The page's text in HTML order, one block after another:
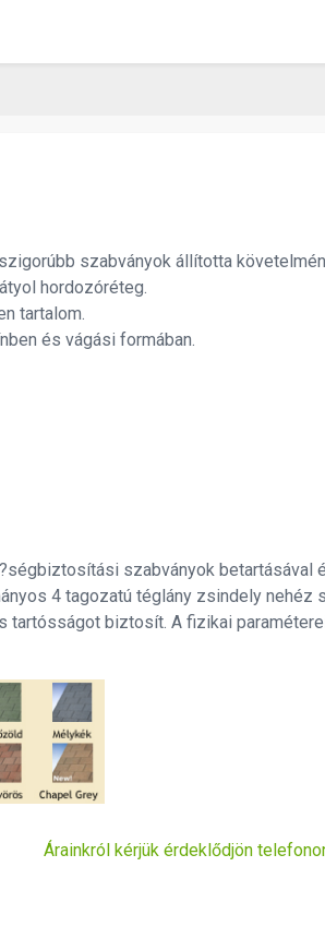
szabványok állította
hordozóréteg.
tartalom.
és vágási formában.
szabványok betartásával
4 tagozatú téglány zsindely nehéz
tartósságot biztosít. A fizikai
Árainkról kérjük érdeklődjön